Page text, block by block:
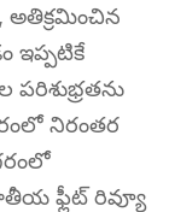
ఇప్పటికే
నిరంతర
ఫ్లీట్ రివ్యూ